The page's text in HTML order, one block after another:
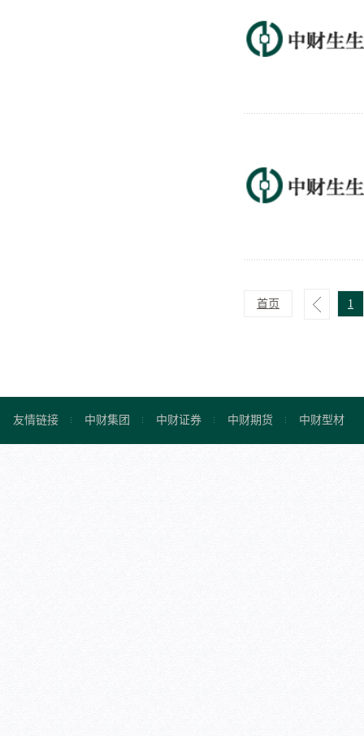
首页 1
友情链接 中财集团 中财证券 中财期货 中财型材